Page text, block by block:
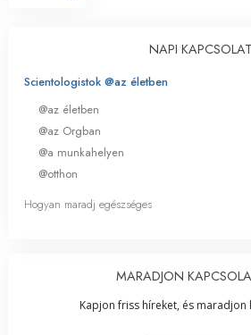
NAPI KAPCSOLAT
Scientologistok @az életben
@az életben
@az Orgban
@a munkahelyen
@otthon
Hogyan maradj egészséges
MARADJON
Kapjon friss híreket, és maradjon